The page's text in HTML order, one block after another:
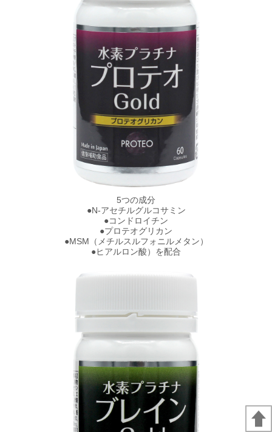
5つの成分
●N-アセチルグルコサミン
●コンドロイチン
●プロテオグリカン
●MSM（メチルスルフォニルメタン）
●ヒアルロン酸）を配合